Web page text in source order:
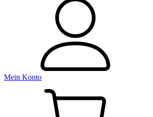
Mein Konto